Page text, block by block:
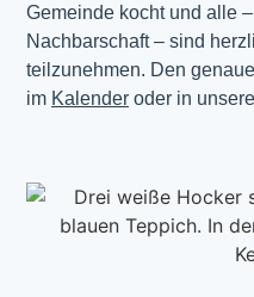
Gemeinde kocht und alle
Nachbarschaft – sind
teilzunehmen. Den
im Kalender oder in